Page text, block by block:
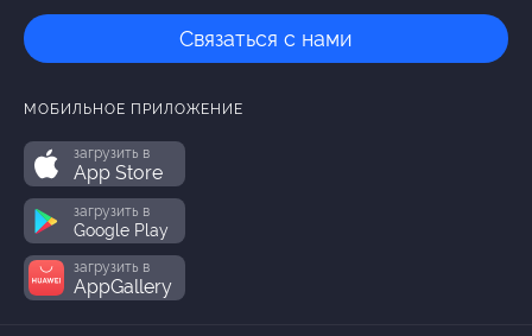
Связаться с нами
МОБИЛЬНОЕ ПРИЛОЖЕНИЕ
загрузить в
App Store
загрузить в
Google Play
загрузить в
AppGallery